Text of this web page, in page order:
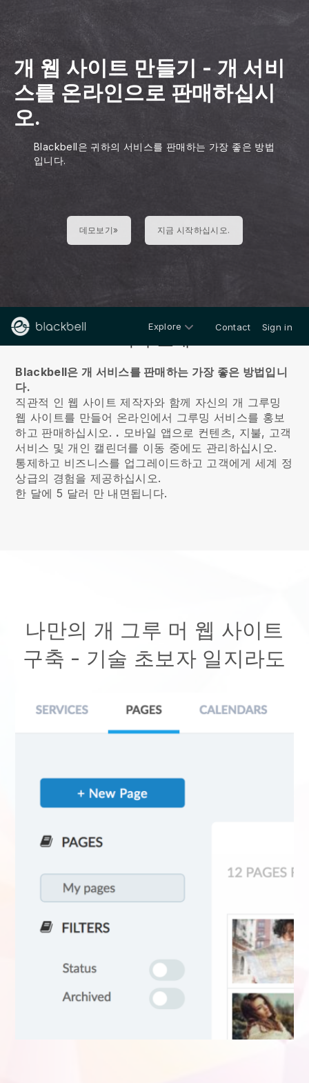
개 웹 사이트 만들기 -개 서비
스를 온라인으로 판매하십시
오.
Blackbell은 귀하의 서비스를 판매하는 가장 좋은 방법
입니다.
데모보기» 지금 시작하십시오.
Explore Contact Sign in
Blackbell은 개 서비스를 판매하는 가장 좋은 방법입니
다.
직관적 인 웹 사이트 제작자와 함께 자신의 개 그루밍
웹 사이트를 만들어 온라인에서 그루밍 서비스를 홍보
하고 판매하십시오. . 모바일 앱으로 컨텐츠, 지불, 고객
서비스 및 개인 캘린더를 이동 중에도 관리하십시오.
통제하고 비즈니스를 업그레이드하고 고객에게 세계 정
상급의 경험을 제공하십시오.
한 달에 5 달러 만 내면됩니다.
나만의 개 그루 머 웹 사이트
구축 - 기술 초보자 일지라도